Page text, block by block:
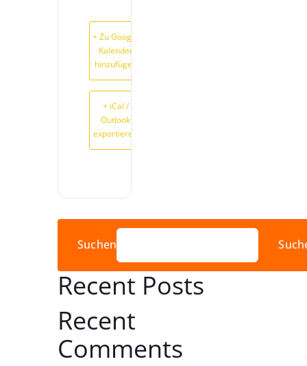
+ Zu Google
Kalender
hinzufügen
+ iCal /
Outlook
exportieren
Suchen
Recent Posts
Recent
Comments